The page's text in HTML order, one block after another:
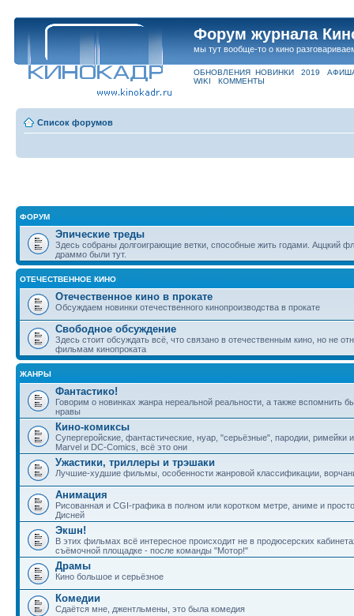
Форум журнала
мы тут вообще-то о кино
ОБНОВЛЕНИЯ НОВИНКИ 2019
WIKI
КОММЕНТЫ
Список форумов
ФОРУМ
Эпические треды
Здесь собраны долгоиграющие ветки, способные жить годами. Аццкий
драммо были тут.
ОТЕЧЕСТВЕННОЕ КИНО
Отечественное кино в прокате
Обсуждаем новинки отечественного кинопроизводства в прокате
Свободное обсуждение
Здесь стоит обсуждать всё, что связано в отечественным кино, но не
фильмам кинопроката
ЖАНРЫ
Фантастико!
Говорим о новинках жанра нереальной реальности, а также вспомнить
нравы
Кино-комиксы
Супергеройские, фантастические, нуар, "серьёзные", пародии,
Marvel и DC-Comics, всё это они
Ужастики, триллеры и трэшаки
Лучшие-худшие фильмы, особенности жанровой классификации,
Анимация
Рисованная и CGI-графика в полном или коротком метре, аниме и
Дисней
Экшн!
В этих фильмах всё интересное происходит не в продюсерских
съёмочной площадке - после команды "Мотор!"
Драмы
Кино большое и серьёзное
Комедии
Сдаётся мне, джентльмены, это была комедия